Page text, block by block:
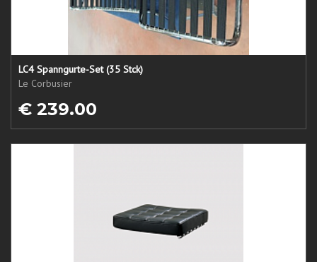
LC4 Spanngurte-Set (35 Stck)
Le Corbusier
€ 239.00